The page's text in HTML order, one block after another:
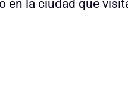
en la ciudad que